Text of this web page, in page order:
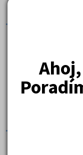
Práce obsahuje
finanční analýzu
Inpost, s.r.o -
projektu